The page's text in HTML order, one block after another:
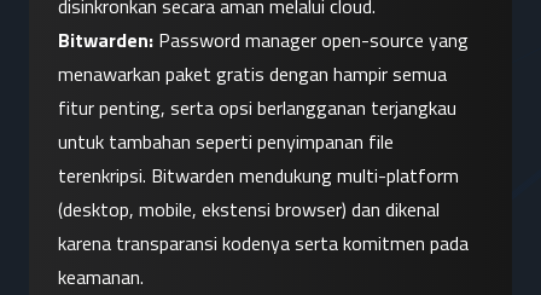
disinkronkan secara aman melalui cloud.
Bitwarden: Password manager open-source yang
menawarkan paket gratis dengan hampir semua
fitur penting, serta opsi berlangganan terjangkau
untuk tambahan seperti penyimpanan file
terenkripsi. Bitwarden mendukung multi-platform
(desktop, mobile, ekstensi browser) dan dikenal
karena transparansi kodenya serta komitmen pada
keamanan.